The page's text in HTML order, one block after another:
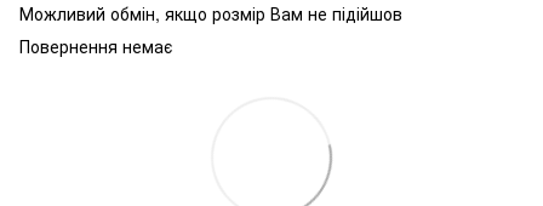
Можливий обмін, якщо розмір Вам не підійшов
Повернення немає